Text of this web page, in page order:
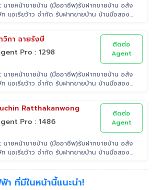
ายหน้าขายบ้าน (มืออาชีพ)รับฝากขายบ้าน อสัง
แอเรียว้าว จำกัด รับฝากขายบ้าน บ้านมือสอง
สื่อต่างๆ/ เดินสินเชื่อ จนไปถึงขั้นตอนการโอนฯ
ประเภทได้ โดยทีมงานมืออาชีพ กว่า 2,000 ท่าน
รหลายแห่ง และทีม
ดินทุกพื้นที่ ไร้กังวลเรื่องการโอนกรรมสิทธิ์
วิกา ฉายรังษี
Pro : 1298
ติดต่อ
Agent
ายหน้าขายบ้าน (มืออาชีพ)รับฝากขายบ้าน อสัง
แอเรียว้าว จำกัด รับฝากขายบ้าน บ้านมือสอง
สื่อต่างๆ/ เดินสินเชื่อ จนไปถึงขั้นตอนการโอนฯ
ประเภทได้ โดยทีมงานมืออาชีพ กว่า 2,000 ท่าน
รหลายแห่ง และทีม
ดินทุกพื้นที่ ไร้กังวลเรื่องการโอนกรรมสิทธิ์
Ratthakanwong
Pro : 1486
ติดต่อ
Agent
ายหน้าขายบ้าน (มืออาชีพ)รับฝากขายบ้าน อสัง
แอเรียว้าว จำกัด รับฝากขายบ้าน บ้านมือสอง
ถ่ายรูป/ทำการ
อต่างๆ/ เดินสินเชื่อ จนไปถึงขั้นตอนการโอนฯ
า ที่มีในหน้านี้แนะนำ!